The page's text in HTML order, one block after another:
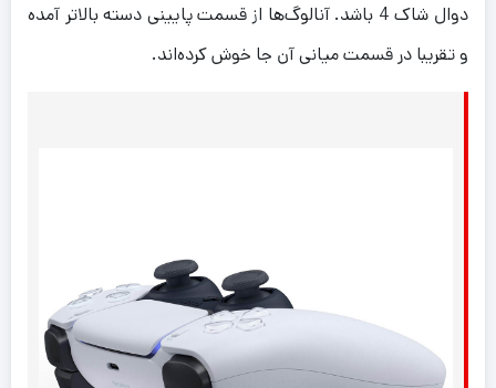
دوال شاک 4 باشد. آنالوگ‌ها از قسمت پایینی دسته بالاتر آمده
و تقریبا در قسمت میانی آن جا خوش کرده‌اند.